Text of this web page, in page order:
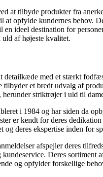
at tilbyde produkter fra
at opfylde kundernes behov.
ideel destination for
af højeste kvalitet.
detailkæde med et stærkt
tilbyder et bredt udvalg af
herunder striktrøjer i uld til
i 1984 og har siden da
er kendt for deres
deres ekspertise inden for
afspejler deres
Deres sortiment
og opfylder forskellige